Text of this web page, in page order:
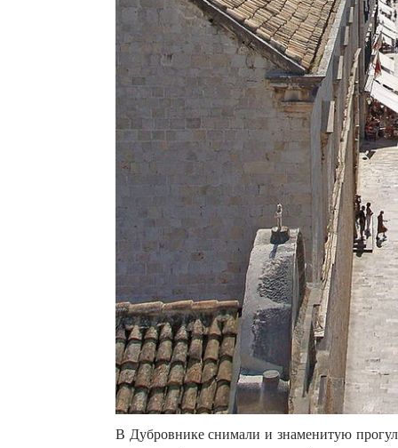
В Дубровнике снимали и знаменитую